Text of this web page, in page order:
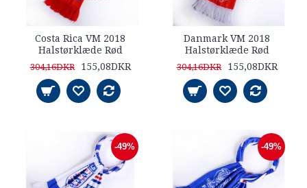
Costa Rica VM 2018
Halstørklæde Rød
304,16DKR 155,08DKR
Danmark VM 2018
Halstørklæde Rød
304,16DKR 155,08DKR
-49% -49%